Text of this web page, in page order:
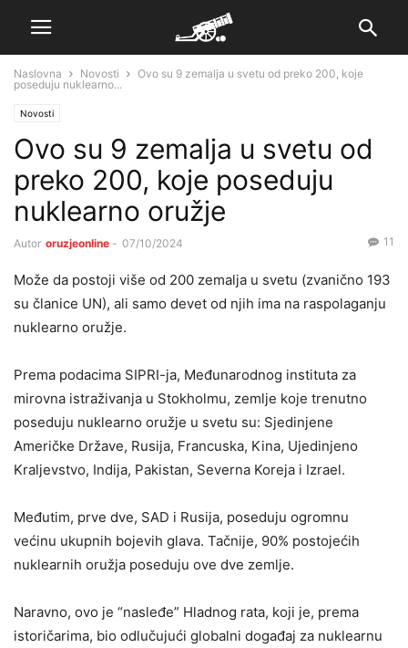
Naslovna Novosti
Ovo su 9 zemalja u svetu od preko 200, koje
poseduju nuklearno...
Novosti
Ovo su 9 zemalja u svetu od
preko 200, koje poseduju
nuklearno oružje
Autor oruzjeonline - 07/10/2024 11
Može da postoji više od 200 zemalja u svetu (zvanično 193
su članice UN), ali samo devet od njih ima na raspolaganju
nuklearno oružje.
Prema podacima SIPRI-ja, Međunarodnog instituta za
mirovna istraživanja u Stokholmu, zemlje koje trenutno
poseduju nuklearno oružje u svetu su: Sjedinjene
Američke Države, Rusija, Francuska, Kina, Ujedinjeno
Kraljevstvo, Indija, Pakistan, Severna Koreja i Izrael.
Međutim, prve dve, SAD i Rusija, poseduju ogromnu
većinu ukupnih bojevih glava. Tačnije, 90% postojećih
nuklearnih oružja poseduju ove dve zemlje.
Naravno, ovo je “nasleđe” Hladnog rata, koji je, prema
istoričarima, bio odlučujući globalni događaj za nuklearnu